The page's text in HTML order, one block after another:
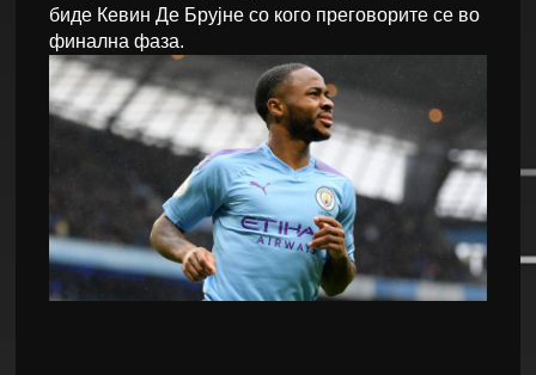
биде Кевин Де Брујнe со кого преговорите се во
финална фаза.